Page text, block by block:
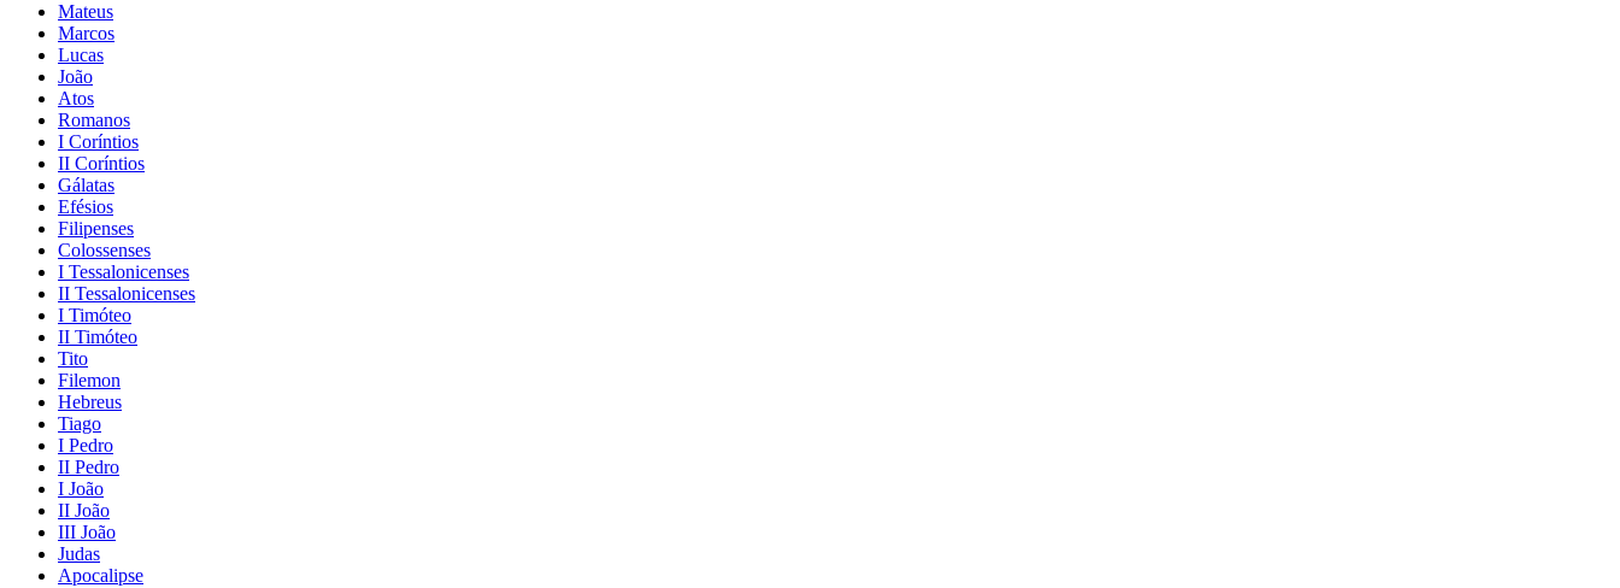
Mateus
Marcos
Lucas
João
Atos
Romanos
I Coríntios
II Coríntios
Gálatas
Efésios
Filipenses
Colossenses
I Tessalonicenses
II Tessalonicenses
I Timóteo
II Timóteo
Tito
Filemon
Hebreus
Tiago
I Pedro
II Pedro
I João
II João
III João
Judas
Apocalipse